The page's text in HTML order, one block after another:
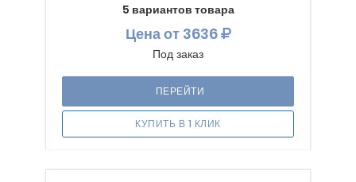
5 вариантов товара
Ценаот 3636
Под заказ
ПЕРЕЙТИ
КУПИТЬ В 1 КЛИК